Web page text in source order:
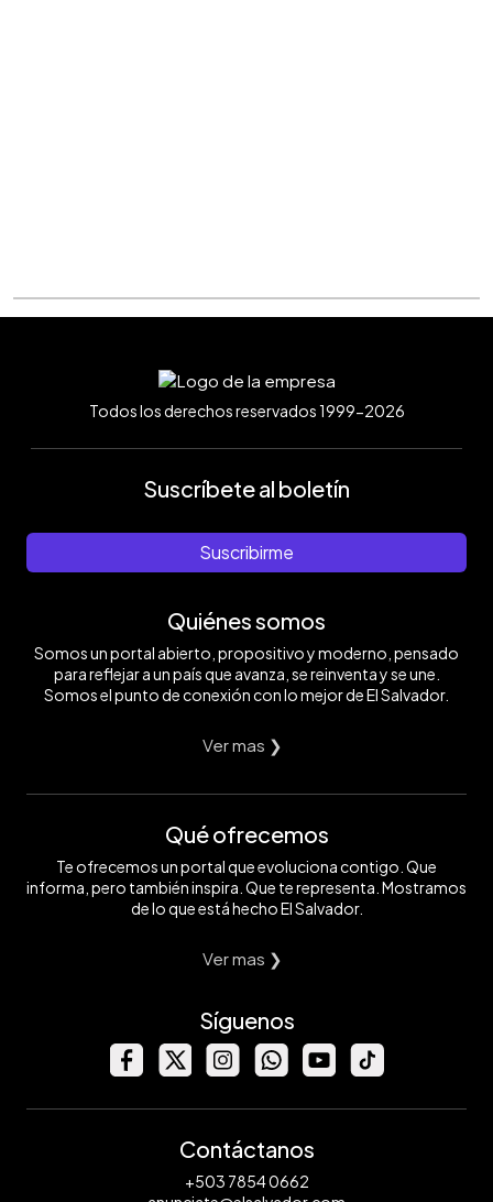
Todos los derechos reservados 1999-2026
Suscríbete al boletín
Suscribirme
Quiénes somos
Somos un portal abierto, propositivo y moderno, pensado
para reflejar a un país que avanza, se reinventa y se une.
Somos el punto de conexión con lo mejor de El Salvador.
Ver mas ❯
Qué ofrecemos
Te ofrecemos un portal que evoluciona contigo. Que
informa, pero también inspira. Que te representa. Mostramos
de lo que está hecho El Salvador.
Ver mas ❯
Síguenos
Contáctanos
+503 7854 0662